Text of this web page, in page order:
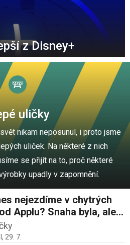
z Disney+
uličky
nikam neposunul, i proto jsme
uliček. Na některé z nich
se přijít na to, proč některé
upadly v zapomnění.
nejezdíme v chytrých
Applu? Snaha byla, ale…
29. 7.